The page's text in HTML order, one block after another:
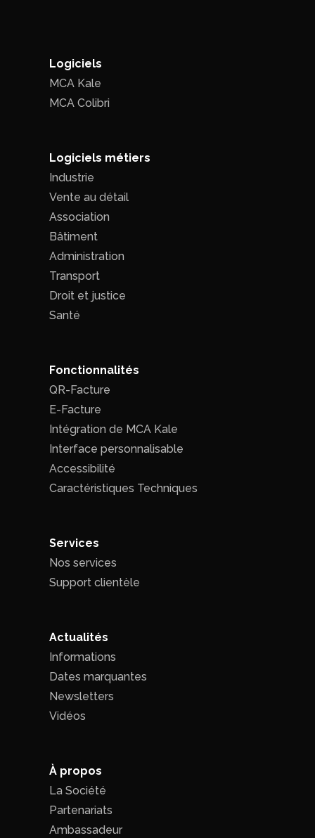
Logiciels
MCA Kale
MCA Colibri
Logiciels métiers
Industrie
Vente au détail
Association
Bâtiment
Administration
Transport
Droit et justice
Santé
Fonctionnalités
QR-Facture
E-Facture
Intégration de MCA Kale
Interface personnalisable
Accessibilité
Caractéristiques Techniques
Services
Nos services
Support clientèle
Actualités
Informations
Dates marquantes
Newsletters
Vidéos
À propos
La Société
Partenariats
Ambassadeur